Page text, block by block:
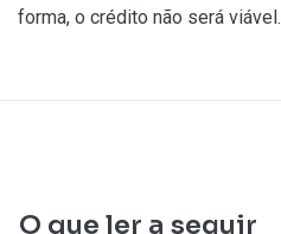
forma, o crédito não será viável.
O que ler a seguir